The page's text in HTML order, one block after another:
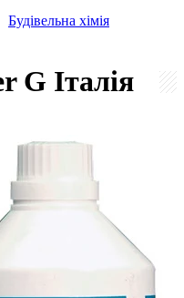
Будівельна хімія
G Італія